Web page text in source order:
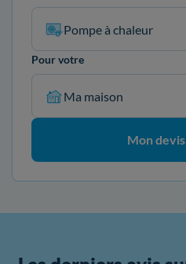
Pompe à chaleur
Pour votre
Ma maison
Mon